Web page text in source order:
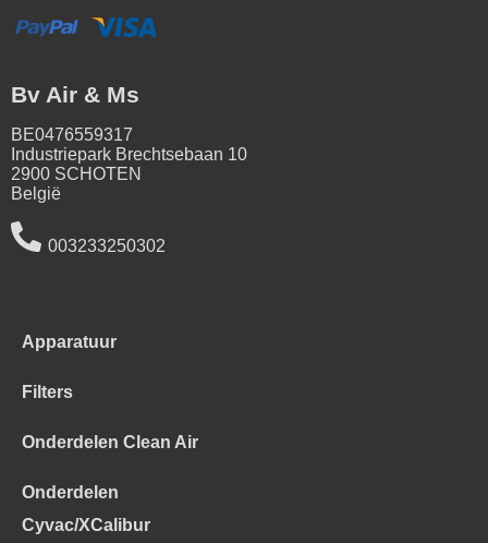
Bv Air & Ms
BE0476559317
Industriepark Brechtsebaan 10
2900 SCHOTEN
België
003233250302
Apparatuur
Filters
Onderdelen Clean Air
Onderdelen
Cyvac/XCalibur